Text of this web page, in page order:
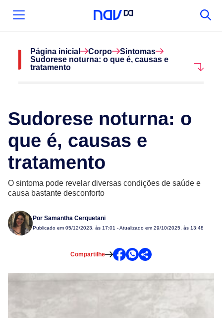
Página inicial Corpo
Sintomas
Sudorese noturna: o que é, causas e
tratamento
Sudorese noturna: o
que é, causas e
tratamento
O sintoma pode revelar diversas condições de saúde e
causa bastante desconforto
Por Samantha Cerquetani
Publicado em 05/12/2023, às 17:01 - Atualizado em 29/10/2025, às 13:48
Compartilhe